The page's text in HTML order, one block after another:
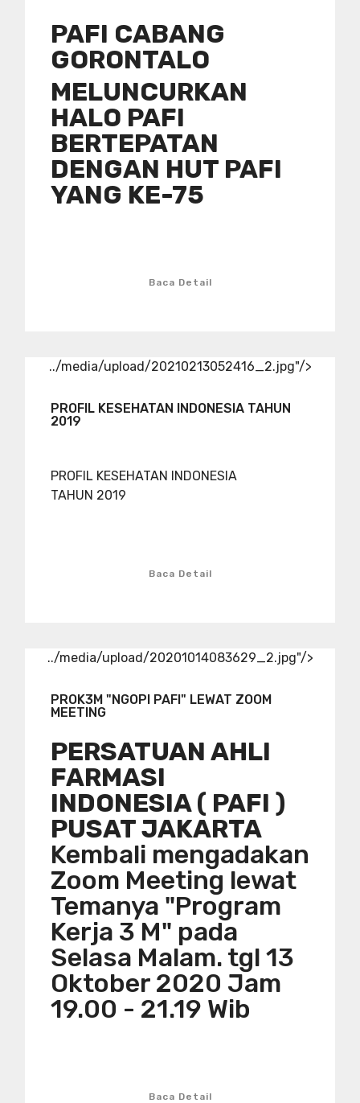
PAFI CABANG
GORONTALO
MELUNCURKAN
HALO PAFI
BERTEPATAN
DENGAN HUT PAFI
YANG KE-75
Baca Detail
../media/upload/20210213052416_2.jpg"/>
PROFIL KESEHATAN INDONESIA TAHUN
2019
PROFIL KESEHATAN INDONESIA
TAHUN 2019
Baca Detail
../media/upload/20201014083629_2.jpg"/>
PROK3M "NGOPI PAFI" LEWAT ZOOM
MEETING
PERSATUAN AHLI
FARMASI
INDONESIA ( PAFI )
PUSAT JAKARTA
Kembali mengadakan
Zoom Meeting lewat
Temanya "Program
Kerja 3 M" pada
Selasa Malam. tgl 13
Oktober 2020 Jam
19.00 - 21.19 Wib
Baca Detail